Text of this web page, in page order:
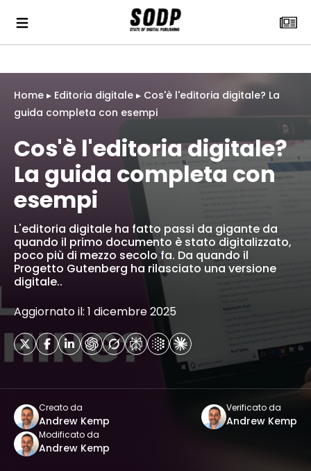
Home ▸ Editoria digitale ▸ Cos'è l'editoria digitale? La
guida completa con esempi
Cos'è l'editoria digitale?
La guida completa con
esempi
L'editoria digitale ha fatto passi da gigante da
quando il primo documento è stato digitalizzato,
poco più di mezzo secolo fa. Da quando il
Progetto Gutenberg ha rilasciato una versione
digitale..
Aggiornato il: 1 dicembre 2025
Creato da
Andrew Kemp
Verificato da
Andrew Kemp
Modificato da
Andrew Kemp